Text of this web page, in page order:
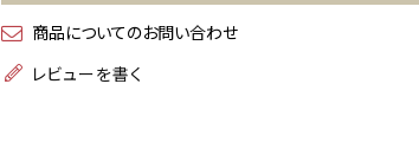
商品についてのお問い合わせ
レビューを書く